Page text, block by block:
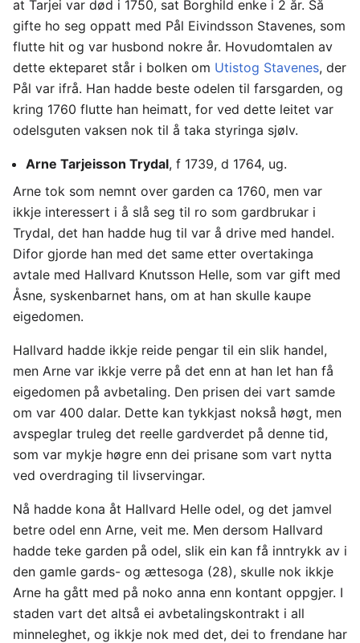
at Tarjei var død i 1750, sat Borghild enke i 2 år. Så
gifte ho seg oppatt med Pål Eivindsson Stavenes, som
flutte hit og var husbond nokre år. Hovudomtalen av
dette ekteparet står i bolken om Utistog Stavenes, der
Pål var ifrå. Han hadde beste odelen til farsgarden, og
kring 1760 flutte han heimatt, for ved dette leitet var
odelsguten vaksen nok til å taka styringa sjølv.
Arne Tarjeisson Trydal, f 1739, d 1764, ug.
Arne tok som nemnt over garden ca 1760, men var
ikkje interessert i å slå seg til ro som gardbrukar i
Trydal, det han hadde hug til var å drive med handel.
Difor gjorde han med det same etter overtakinga
avtale med Hallvard Knutsson Helle, som var gift med
Åsne, syskenbarnet hans, om at han skulle kaupe
eigedomen.
Hallvard hadde ikkje reide pengar til ein slik handel,
men Arne var ikkje verre på det enn at han let han få
eigedomen på avbetaling. Den prisen dei vart samde
om var 400 dalar. Dette kan tykkjast nokså høgt, men
avspeglar truleg det reelle gardverdet på denne tid,
som var mykje høgre enn dei prisane som vart nytta
ved overdraging til livservingar.
Nå hadde kona åt Hallvard Helle odel, og det jamvel
betre odel enn Arne, veit me. Men dersom Hallvard
hadde teke garden på odel, slik ein kan få inntrykk av i
den gamle gards- og ættesoga (28), skulle nok ikkje
Arne ha gått med på noko anna enn kontant oppgjer. I
staden vart det altså ei avbetalingskontrakt i all
minneleghet, og ikkje nok med det, dei to frendane har